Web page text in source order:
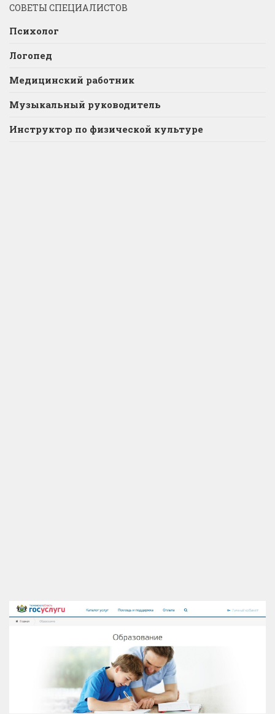
СОВЕТЫ СПЕЦИАЛИСТОВ
Психолог
Логопед
Медицинский работник
Музыкальный руководитель
Инструктор по физической культуре